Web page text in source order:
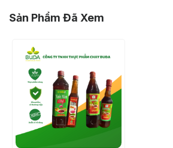
Sản Phẩm Đã Xem